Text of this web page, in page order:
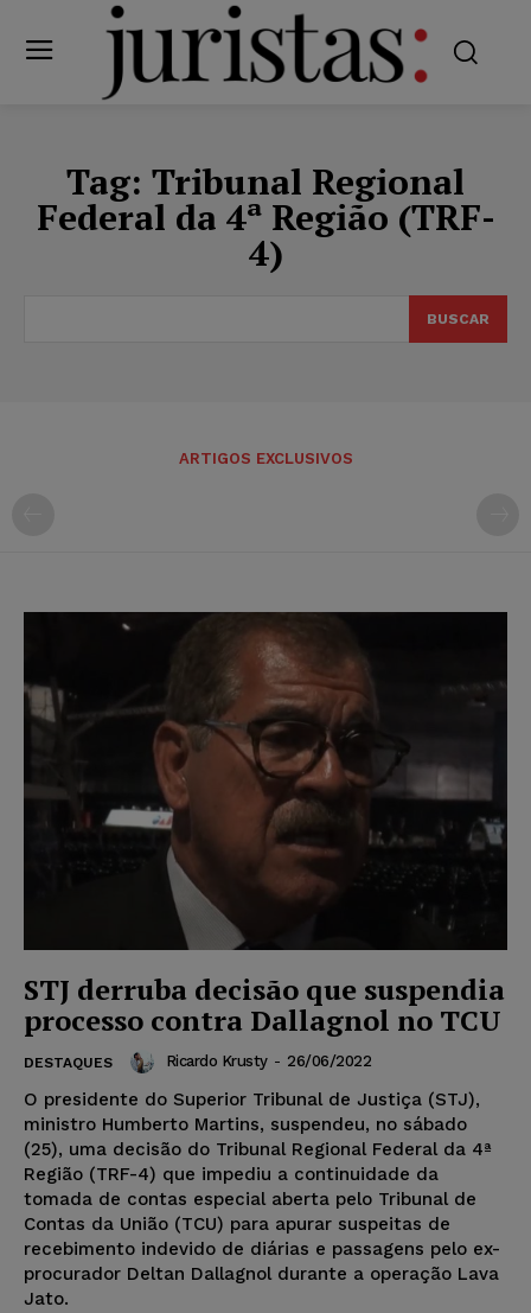
Tag: Tribunal Regional
Federal da 4ª Região (TRF-
4)
BUSCAR
ARTIGOS EXCLUSIVOS
STJ derruba decisão que suspendia
processo contra Dallagnol no TCU
DESTAQUES Ricardo Krusty - 26/06/2022
O presidente do Superior Tribunal de Justiça (STJ),
ministro Humberto Martins, suspendeu, no sábado
(25), uma decisão do Tribunal Regional Federal da 4ª
Região (TRF-4) que impediu a continuidade da
tomada de contas especial aberta pelo Tribunal de
Contas da União (TCU) para apurar suspeitas de
recebimento indevido de diárias e passagens pelo ex-
procurador Deltan Dallagnol durante a operação Lava
Jato.